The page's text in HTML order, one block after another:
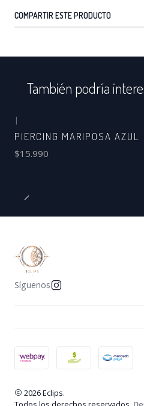
COMPARTIR ESTE PRODUCTO
También podría
|
PIERCING MARIPOSA AZUL
$15.990
Síguenos
2026 Eclips.